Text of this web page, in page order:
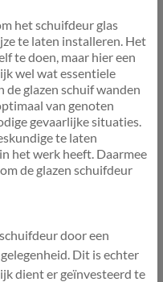
het schuifdeur glas
te laten installeren. Het
te doen, maar hier een
wel wat essentiele
de glazen schuif wanden
van genoten
gevaarlijke situaties.
te laten
het werk heeft. Daarmee
de glazen schuifdeur
door een
Dit is echter
dient er geïnvesteerd te